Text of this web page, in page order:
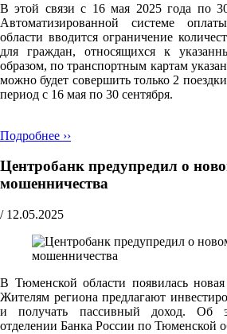
В этой связи с 16 мая 2025 года по
Автоматизированной системе
области вводится ограничение
для граждан, относящихся к
образом, по транспортным картам
можно будет совершить только 2
период с 16 мая по 30 сентября.
Подробнее ››
Центробанк предупредил о
мошенничества
/ 12.05.2025
В Тюменской области появилась
Жителям региона предлагают
и получать пассивный доход. Об
отделении Банка России по Тюменской